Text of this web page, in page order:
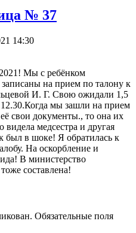
№ 37
14:30
Мы с ребёнком
на прием по талону к
И. Г. Свою ожидали 1,5
мы зашли на прием
свои документы., то она их
медсестра и другая
был в шоке! Я обратилась к
На оскорбление и
В министерство
составлена!
Обязательные поля